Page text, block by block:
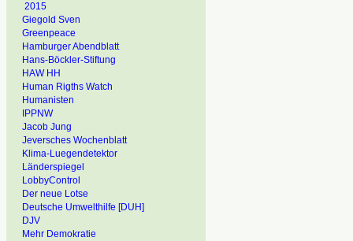
2015
Giegold Sven
Greenpeace
Hamburger Abendblatt
Hans-Böckler-Stiftung
HAW HH
Human Rigths Watch
Humanisten
IPPNW
Jacob Jung
Jeversches Wochenblatt
Klima-Luegendetektor
Länderspiegel
LobbyControl
Der neue Lotse
Deutsche Umwelthilfe [DUH]
DJV
Mehr Demokratie